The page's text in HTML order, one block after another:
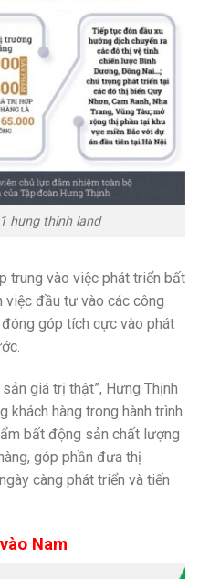
hung thinh land
trung vào việc phát triển bất
việc đầu tư vào các công
góp tích cực vào phát
giá trị thật”, Hưng Thịnh
khách hàng trong hành trình
bất động sản chất lượng
góp phần đưa thị
càng phát triển và tiến
Nam